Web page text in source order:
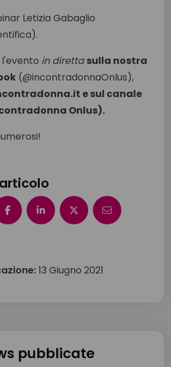
Letizia Gabaglio
in diretta sulla nostra
(@incontradonnaOnlus),
e sul canale
Onlus).
13 Giugno 2021
pubblicate